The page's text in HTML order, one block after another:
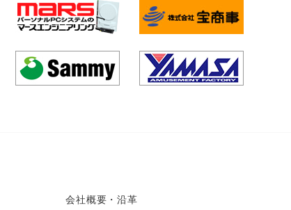
会社概要・沿革